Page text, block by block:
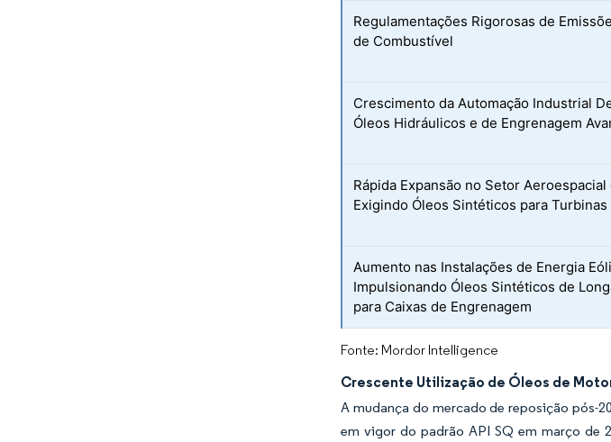
Regulamentações Rigorosas de
de Combustível
Crescimento da Automação Industrial
Óleos Hidráulicos e de Engrenagem
Rápida Expansão no Setor
Exigindo Óleos Sintéticos para Turbinas
Aumento nas Instalações de Energia
Impulsionando Óleos Sintéticos de
para Caixas de Engrenagem
Fonte: Mordor Intelligence
Crescente Utilização de Óleos de
A mudança do mercado de reposição pós-
em vigor do padrão API SQ em março de